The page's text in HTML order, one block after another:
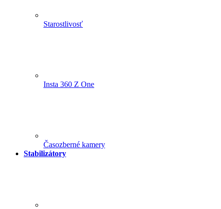
Starostlivosť
Insta 360 Z One
Časozberné kamery
Stabilizátory